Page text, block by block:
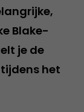
Blake-
je de
het